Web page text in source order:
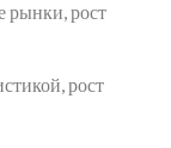
рынки, рост
рост